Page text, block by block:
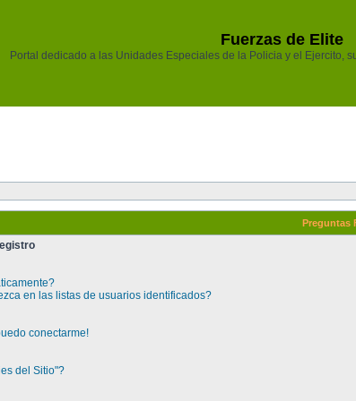
Fuerzas de Elite
Portal dedicado a las Unidades Especiales de la Policia y el Ejercito,
Preguntas
en las listas de usuarios identificados?
conectarme!
del Sitio"?